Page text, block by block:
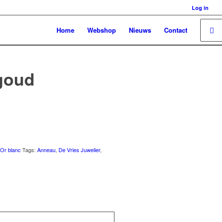
Log in
Home Webshop Nieuws Contact
blanc Tags:Anneau, De Vries Juwelier,